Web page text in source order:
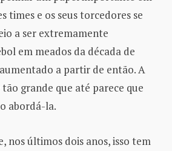
times e os seus torcedores se
a ser extremamente
em meados da década de
a partir de então. A
grande que até parece que
abordá-la.
nos últimos dois anos, isso tem